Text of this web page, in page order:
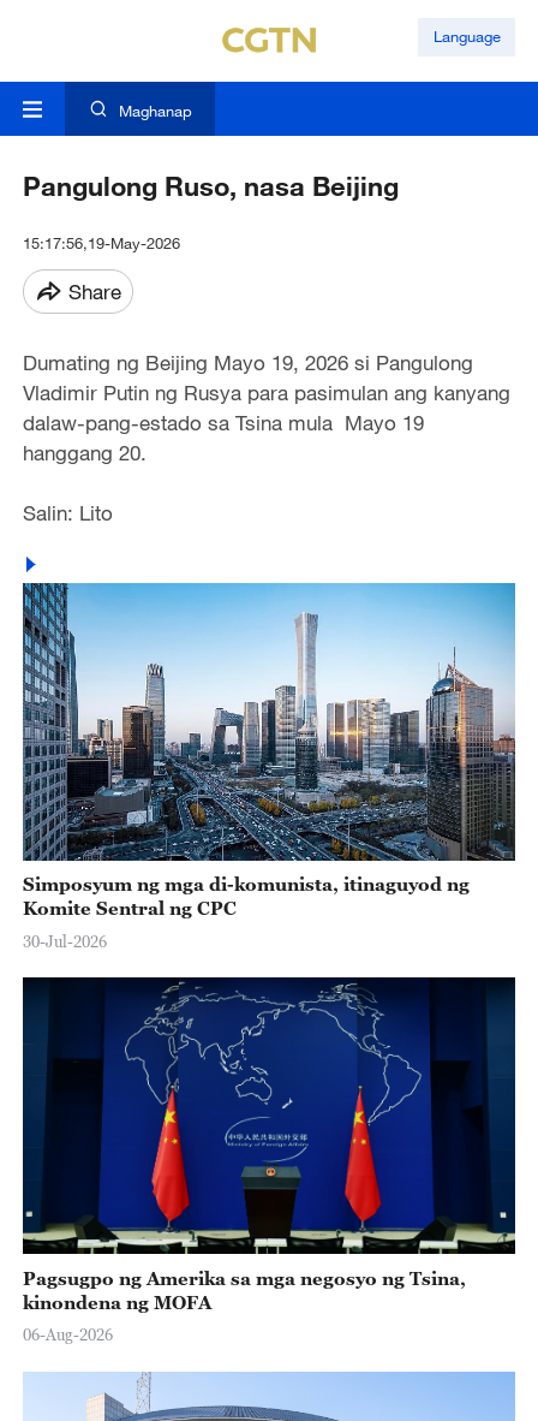
Language
Maghanap
Pangulong Ruso, nasa Beijing
15:17:56,19-May-2026
Share
Dumating ng Beijing Mayo 19, 2026 si Pangulong
Vladimir Putin ng Rusya para pasimulan ang kanyang
dalaw-pang-estado sa Tsina mula Mayo 19
hanggang 20.
Salin: Lito
Simposyum ng mga di-komunista, itinaguyod ng
Komite Sentral ng CPC
30-Jul-2026
Pagsugpo ng Amerika sa mga negosyo ng Tsina,
kinondena ng MOFA
06-Aug-2026